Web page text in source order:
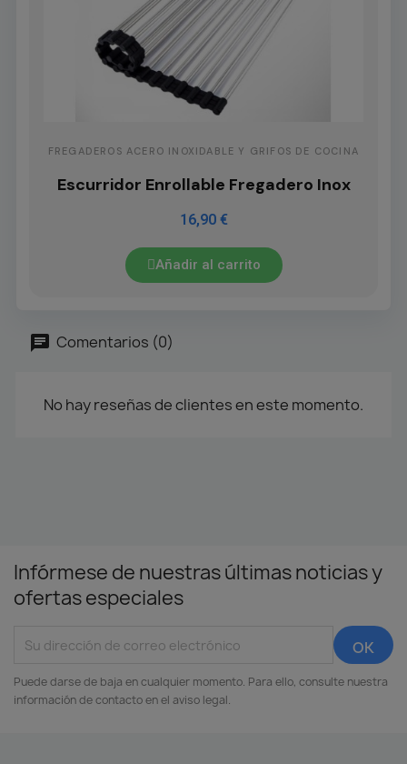
FREGADEROS ACERO INOXIDABLE Y GRIFOS DE COCINA
Escurridor Enrollable Fregadero Inox
16,90 €
Añadir al carrito
Comentarios (0)
No hay reseñas de clientes en este momento.
Infórmese de nuestras últimas noticias y
ofertas especiales
Puede darse de baja en cualquier momento. Para ello, consulte nuestra
información de contacto en el aviso legal.